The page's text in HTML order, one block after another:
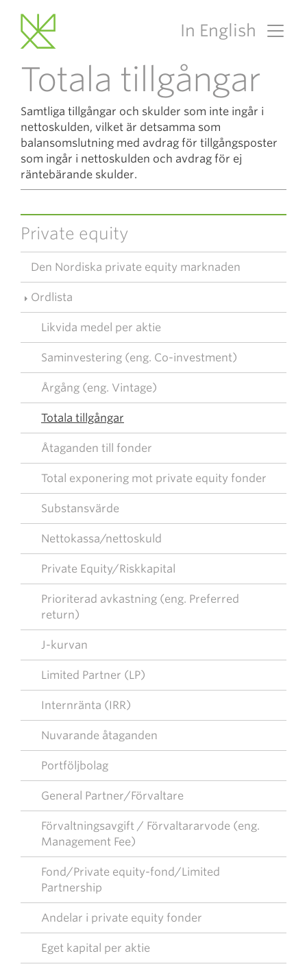
Main Navigation
In English
Totala tillgångar
Samtliga tillgångar och skulder som inte ingår i
nettoskulden, vilket är detsamma som
balansomslutning med avdrag för tillgångsposter
som ingår i nettoskulden och avdrag för ej
räntebärande skulder.
Private equity
Den Nordiska private equity marknaden
Ordlista
Likvida medel per aktie
Saminvestering (eng. Co-investment)
Årgång (eng. Vintage)
Totala tillgångar
Åtaganden till fonder
Total exponering mot private equity fonder
Substansvärde
Nettokassa/nettoskuld
Private Equity/Riskkapital
Prioriterad avkastning (eng. Preferred
return)
J-kurvan
Limited Partner (LP)
Internränta (IRR)
Nuvarande åtaganden
Portföljbolag
General Partner/Förvaltare
Förvaltningsavgift / Förvaltararvode (eng.
Management Fee)
Fond/Private equity-fond/Limited
Partnership
Andelar i private equity fonder
Eget kapital per aktie